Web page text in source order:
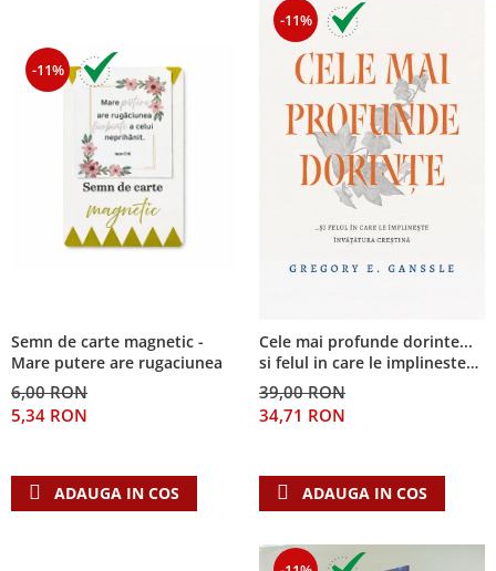
-11%
Semn de carte magnetic -
Mare putere are rugaciunea
6,00 RON
5,34 RON
ADAUGA IN COS
-11%
Cele mai profunde dorinte...
si felul in care le implineste
invatatura crestina
39,00 RON
34,71 RON
ADAUGA IN COS